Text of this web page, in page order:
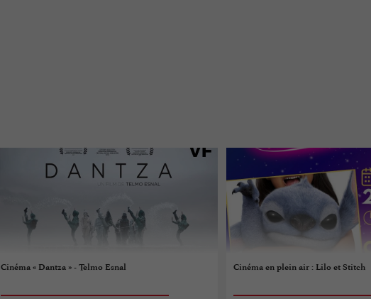
Cinéma « Dantza » - Telmo Esnal Cinéma en plein air : Lilo et Stitch